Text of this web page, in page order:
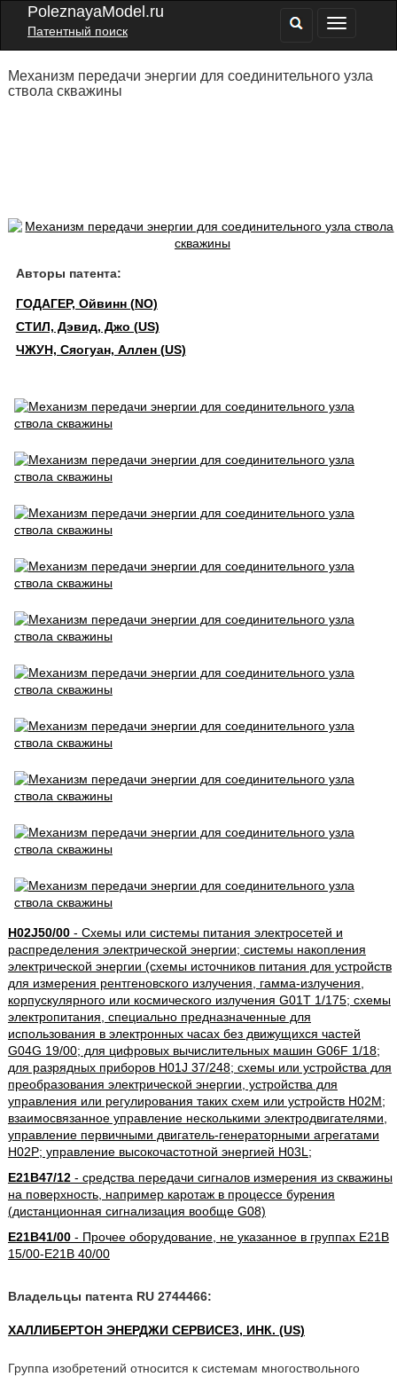
PoleznayaModel.ru
Патентный поиск
Механизм передачи энергии для соединительного узла
ствола скважины
Авторы патента:
ГОДАГЕР, Ойвинн (NO)
СТИЛ, Дэвид, Джо (US)
ЧЖУН, Сяогуан, Аллен (US)
H02J50/00- Схемы или системы питания электросетей и
распределения электрической энергии; системы накопления
электрической энергии (схемы источников питания для устройств
для измерения рентгеновского излучения, гамма-излучения,
корпускулярного или космического излучения G01T 1/175; схемы
электропитания, специально предназначенные для
использования в электронных часах без движущихся частей
G04G 19/00; для цифровых вычислительных машин G06F 1/18;
для разрядных приборов H01J 37/248; схемы или устройства для
преобразования электрической энергии, устройства для
управления или регулирования таких схем или устройств H02M;
взаимосвязанное управление несколькими электродвигателями,
управление первичными двигатель-генераторными агрегатами
H02P; управление высокочастотной энергией H03L;
E21B47/12- средства передачи сигналов измерения из скважины
на поверхность, например каротаж в процессе бурения
(дистанционная сигнализация вообще G08)
E21B41/00- Прочее оборудование, не указанное в группах E21B
15/00-E21B 40/00
Владельцы патента RU 2744466:
ХАЛЛИБЕРТОН ЭНЕРДЖИ СЕРВИСЕЗ, ИНК. (US)
Группа изобретений относится к системам многоствольного